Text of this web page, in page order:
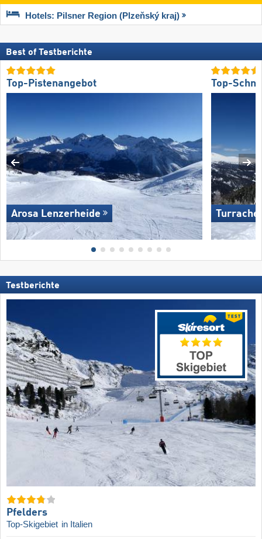
Hotels: Pilsner Region (Plzeňský kraj)
Best of Testberichte
Top-Pistenangebot
Arosa Lenzerheide
Top-
Testberichte
Pfelders
Top-Skigebiet in Italien